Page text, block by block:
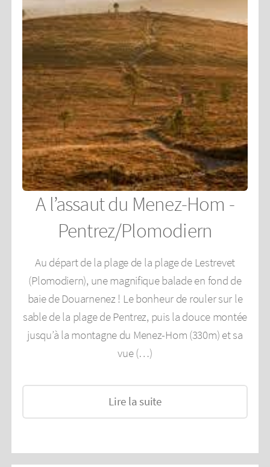
A l’assaut du Menez-Hom -
Pentrez/Plomodiern
Au départ de la plage de la plage de Lestrevet
(Plomodiern), une magnifique balade en fond de
baie de Douarnenez ! Le bonheur de rouler sur le
sable de la plage de Pentrez, puis la douce montée
jusqu’à la montagne du Menez-Hom (330m) et sa
vue (…)
Lire la suite